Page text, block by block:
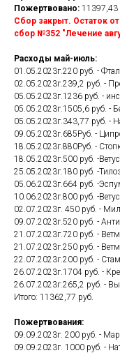
Пожертвовано: 11397,43
Сбор закрыт. Остаток
сбор №352 "Лечение
Расходы май-июль:
01.05.2023г.220 руб. -
02.05.2023г.239,2 руб. -
05.05.2023г.1236 руб. -
05.05.2023г.1505,6 руб. -
05.05.2023г.343,77 руб. -
09.05.2023г.685Руб. -
18.05.2023г.880Руб. -
18.05.2023г.500 руб. -
25.05.2023г.180 руб. -
05.06.2023г.664 руб. -
10.06.2023г.800 руб. -
02.07.2023г. 450 руб. -
09.07.2023г.520 руб. -
21.07.2023г.720 руб. -
21.07.2023г.250 руб. -
22.07.2023г.200 руб. -
26.07.2023г.1704 руб. -
26.07.2023г.265,2 руб. -
Итого: 11362,77 руб.
Пожертвования:
09.09.2023г. 200 руб. -
09.09.2023г. 1000 руб. -